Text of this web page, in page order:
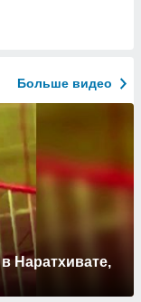
Больше видео
Наратхивате,